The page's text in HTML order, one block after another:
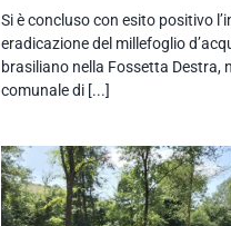
Si è concluso con esito positivo
eradicazione del millefoglio
brasiliano nella Fossetta Destra,
comunale di [...]